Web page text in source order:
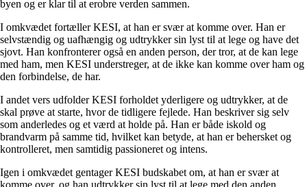
byen og er klar til at erobre verden sammen.
I omkvædet fortæller KESI, at han er svær at komme over. Han er
selvstændig og uafhængig og udtrykker sin lyst til at lege og have det
sjovt. Han konfronterer også en anden person, der tror, at de kan lege
med ham, men KESI understreger, at de ikke kan komme over ham og
den forbindelse, de har.
I andet vers udfolder KESI forholdet yderligere og udtrykker, at de
skal prøve at starte, hvor de tidligere fejlede. Han beskriver sig selv
som anderledes og et værd at holde på. Han er både iskold og
brandvarm på samme tid, hvilket kan betyde, at han er behersket og
kontrolleret, men samtidig passioneret og intens.
Igen i omkvædet gentager KESI budskabet om, at han er svær at
komme over, og han udtrykker sin lyst til at lege med den anden